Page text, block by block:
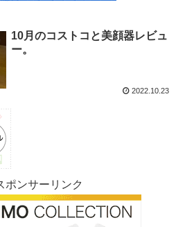
10月のコストコと美顔器レビュ
ー。
2022.10.23
ポンサーリンク